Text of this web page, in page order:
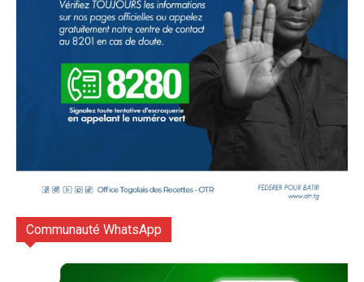
Communauté WhatsApp